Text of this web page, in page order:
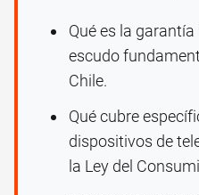
Qué es la
escudo
Chile.
Qué cubre
dispositivos de
la Ley del